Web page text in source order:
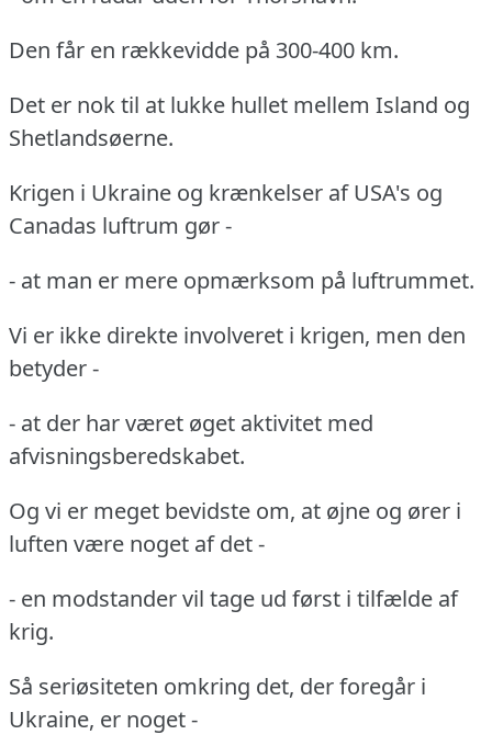
Den får en rækkevidde på 300-400 km.
Det er nok til at lukke hullet mellem Island og
Shetlandsøerne.
Krigen i Ukraine og krænkelser af USA's og
Canadas luftrum gør -
- at man er mere opmærksom på luftrummet.
Vi er ikke direkte involveret i krigen, men den
betyder -
- at der har været øget aktivitet med
afvisningsberedskabet.
Og vi er meget bevidste om, at øjne og ører i
luften være noget af det -
- en modstander vil tage ud først i tilfælde af
krig.
Så seriøsiteten omkring det, der foregår i
Ukraine, er noget -